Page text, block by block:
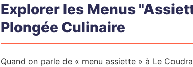
Explorer les Menus
Plongée Culinaire
Quand on parle de « menu assiette » à Le